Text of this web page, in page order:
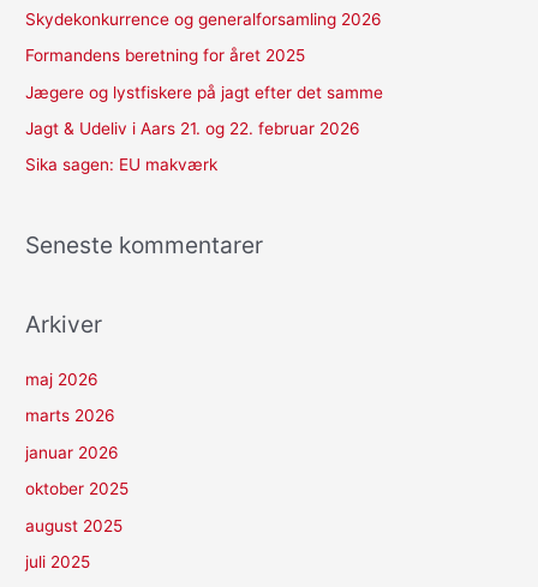
r
:
Skydekonkurrence og generalforsamling 2026
Formandens beretning for året 2025
Jægere og lystfiskere på jagt efter det samme
Jagt & Udeliv i Aars 21. og 22. februar 2026
Sika sagen: EU makværk
Seneste kommentarer
Arkiver
maj 2026
marts 2026
januar 2026
oktober 2025
august 2025
juli 2025